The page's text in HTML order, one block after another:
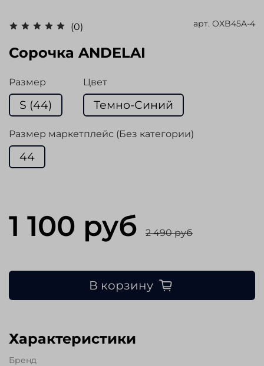
(0) арт. OXB45A-4
Сорочка ANDELAI
Размер
S (44)
Цвет
Темно-Синий
Размер маркетплейс (Без категории)
44
1 100 руб 2 490 руб
В корзину
Характеристики
Бренд